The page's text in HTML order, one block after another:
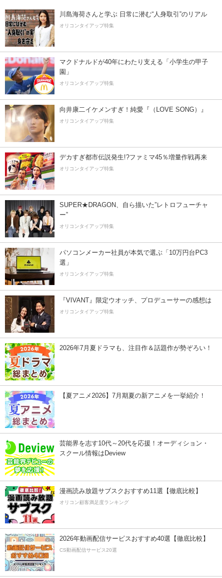
川島海荷さんと学ぶ 日常に潜む“人身取引”のリアル
オリコンタイアップ特集
マクドナルドが40年にわたり支える「小学生の甲子
園」
オリコンタイアップ特集
向井康二イケメンすぎ！純愛『（LOVE SONG）』
オリコンタイアップ特集
デカすぎ都市伝説発生!?ファミマ45％増量作戦再来
オリコンタイアップ特集
SUPER★DRAGON、自ら描いた”レトロフューチャ
ー”
オリコンタイアップ特集
パソコンメーカー社員が本気で選ぶ「10万円台PC3
選」
オリコンタイアップ特集
『VIVANT』限定ウオッチ、プロデューサーの感想は
オリコンタイアップ特集
2026年7月夏ドラマも、注目作＆話題作が勢ぞろい！
【夏アニメ2026】7月期夏の新アニメを一挙紹介！
芸能界を志す10代～20代を応援！オーディション・
スクール情報はDeview
漫画読み放題サブスクおすすめ11選【徹底比較】
オリコン顧客満足度ランキング
2026年動画配信サービスおすすめ40選【徹底比較】
CS動画配信サービス20選